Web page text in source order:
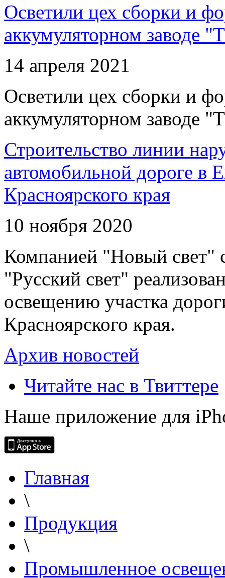
Осветили цех сборки и
аккумуляторном заводе
14 апреля 2021
Осветили цех сборки и
аккумуляторном заводе
Строительство линии
автомобильной дороге в
Красноярского края
10 ноября 2020
Компанией "Новый свет"
"Русский свет"
освещению участка
Красноярского края.
Архив новостей
Читайте нас в Твиттере
Наше приложение для
Главная
\
Продукция
\
Промышленное